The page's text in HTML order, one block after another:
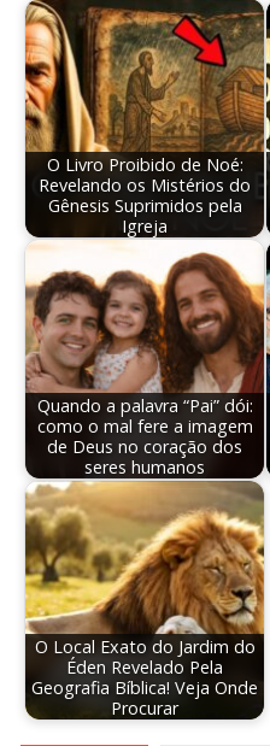
O Livro Proibido de Noé:
Revelando os Mistérios do
Gênesis Suprimidos pela
Igreja
Quando a palavra “Pai” dói:
como o mal fere a imagem
de Deus no coração dos
seres humanos
O Local Exato do Jardim do
Éden Revelado Pela
Geografia Bíblica! Veja Onde
Procurar